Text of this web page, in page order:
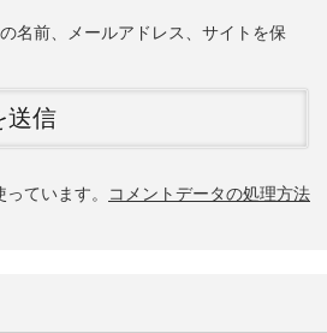
名前、メールアドレス、サイトを保
ています。
コメントデータの処理方法